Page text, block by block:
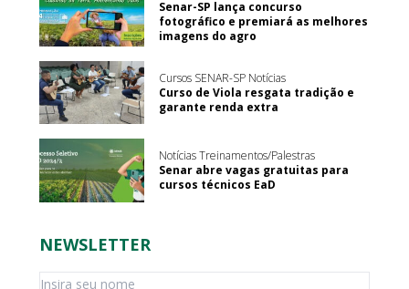
Senar-SP lança concurso
fotográfico e premiará as melhores
imagens do agro
Cursos SENAR-SP Notícias
Curso de Viola resgata tradição e
garante renda extra
Notícias Treinamentos/Palestras
Senar abre vagas gratuitas para
cursos técnicos EaD
NEWSLETTER